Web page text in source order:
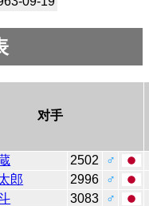
对手
2502
♂
郎 2996
♂
3083
♂